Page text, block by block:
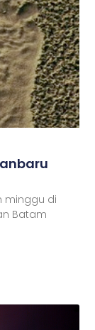
minggu di
Batam